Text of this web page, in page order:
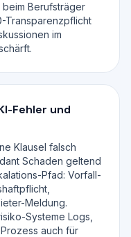
Berufsträger
Transparenzpflicht
im
Fehler und
Klausel falsch
Schaden geltend
Pfad: Vorfall-
Meldung.
Systeme Logs,
auch für